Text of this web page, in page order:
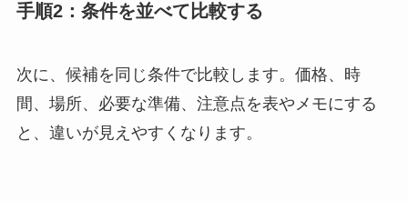
手順2：条件を並べて比較する
次に、候補を同じ条件で比較します。価格、時
間、場所、必要な準備、注意点を表やメモにする
と、違いが見えやすくなります。